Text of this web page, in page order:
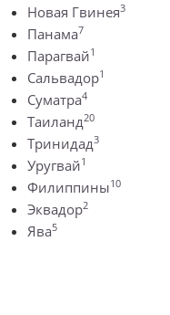
Новая Гвинея3
Панама7
Парагвай1
Сальвадор1
Суматра4
Таиланд20
Тринидад3
Уругвай1
Филиппины10
Эквадор2
Ява5